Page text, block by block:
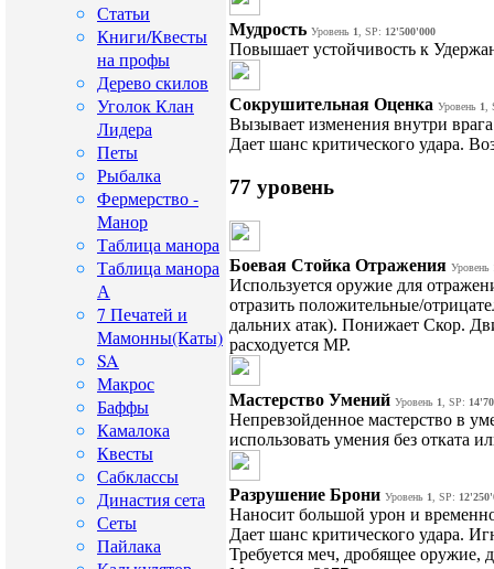
Статьи
Книги/Квесты
на профы
Дерево скилов
Уголок Клан
Лидера
Петы
Рыбалка
Фермерство -
Манор
Таблица манора
Таблица манора
А
7 Печатей и
Мамонны(Каты)
SA
Макрос
Баффы
Камалока
Квесты
Сабклассы
Династия сета
Сеты
Пайлака
Мудрость Уровень 1, SP: 12'500'000
Повышает устойчивость к
Сокрушительная Оценка Уровень 1,
Вызывает изменения внутри
Дает шанс критического удара.
77 уровень
Боевая Стойка Отражения Уровень
Используется оружие для
отразить положительные/
дальних атак). Понижает Скор.
расходуется MP.
Мастерство Умений Уровень 1 , SP:
Непревзойденное мастерство в
использовать умения без отката
Разрушение Брони Уровень 1 , SP:
Наносит большой урон и
Дает шанс критического удара.
Требуется меч, дробящее